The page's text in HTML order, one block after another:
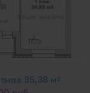
35,38 м2